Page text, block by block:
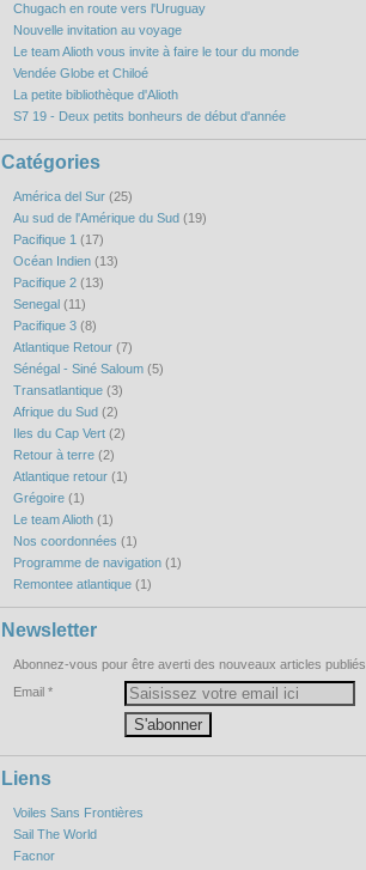
Chugach en route vers l'Uruguay
Nouvelle invitation au voyage
Le team Alioth vous invite à faire le tour du monde
Vendée Globe et Chiloé
La petite bibliothèque d'Alioth
S7 19 - Deux petits bonheurs de début d'année
Catégories
América del Sur (25)
Au sud de l'Amérique du Sud (19)
Pacifique 1 (17)
Océan Indien (13)
Pacifique 2 (13)
Senegal (11)
Pacifique 3 (8)
Atlantique Retour (7)
Sénégal - Siné Saloum (5)
Transatlantique (3)
Afrique du Sud (2)
Iles du Cap Vert (2)
Retour à terre (2)
Atlantique retour (1)
Grégoire (1)
Le team Alioth (1)
Nos coordonnées (1)
Programme de navigation (1)
Remontee atlantique (1)
Newsletter
Abonnez-vous pour être averti des nouveaux articles publiés.
Email
Liens
Voiles Sans Frontières
Sail The World
Facnor